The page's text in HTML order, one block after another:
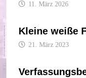
11. März 2026
Kleine weiße
21. März 2023